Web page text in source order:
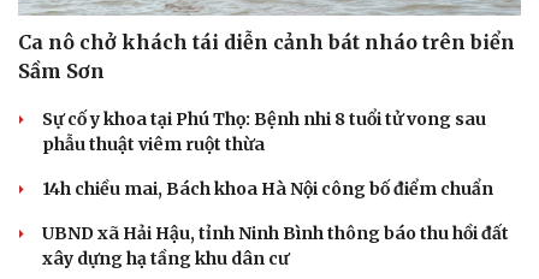
Ca nô chở khách tái diễn cảnh bát nháo trên biển
Sầm Sơn
Sự cố y khoa tại Phú Thọ: Bệnh nhi 8 tuổi tử vong sau
phẫu thuật viêm ruột thừa
14h chiều mai, Bách khoa Hà Nội công bố điểm chuẩn
UBND xã Hải Hậu, tỉnh Ninh Bình thông báo thu hồi đất
xây dựng hạ tầng khu dân cư